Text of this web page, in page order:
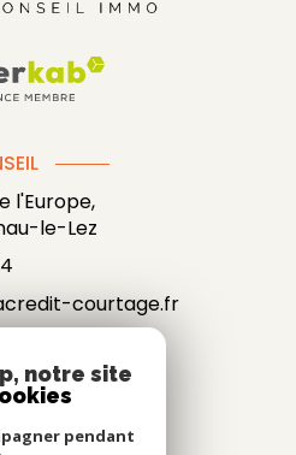
l'Europe,
le-Lez
courtage.fr
notre site
pendant